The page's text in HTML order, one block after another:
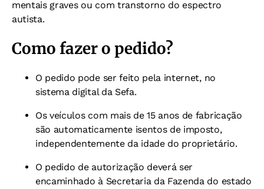
mentais graves ou com transtorno do espectro
autista.
Como fazer o pedido?
O pedido pode ser feito pela internet, no
sistema digital da Sefa.
Os veículos com mais de 15 anos de fabricação
são automaticamente isentos de imposto,
independentemente da idade do proprietário.
O pedido de autorização deverá ser
encaminhado à Secretaria da Fazenda do estado